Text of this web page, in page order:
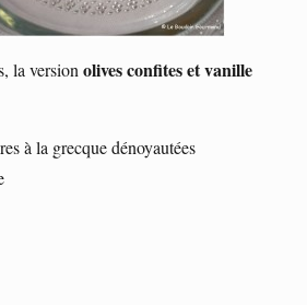
la version olives confites et vanille
à la grecque dénoyautées